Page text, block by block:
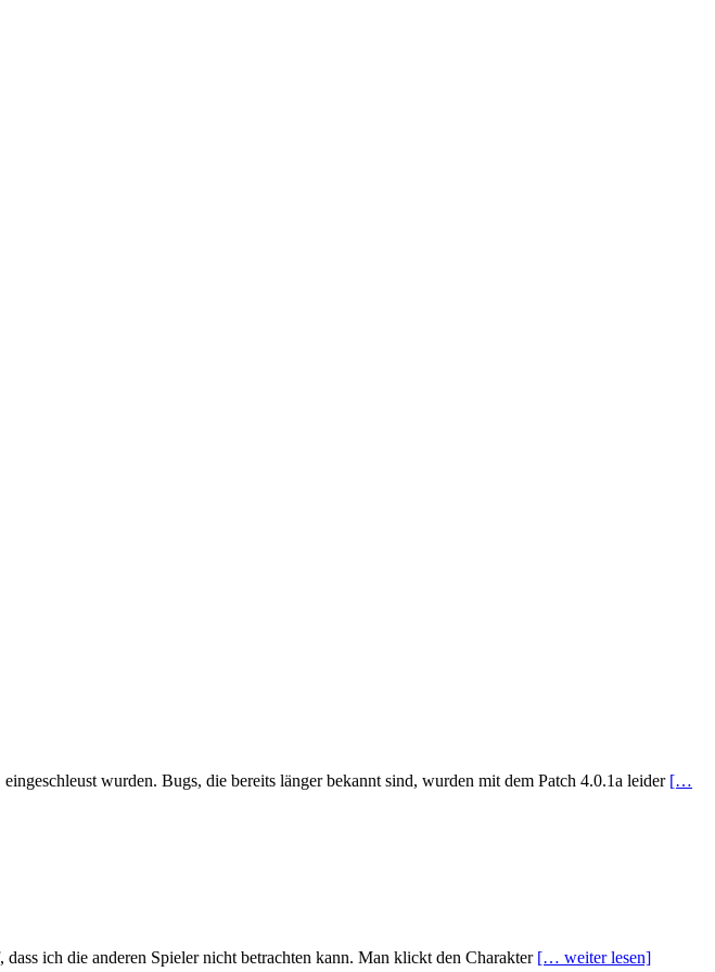
wurden. Bugs, die bereits länger bekannt sind, wurden mit dem Patch 4.0.1a leider […
ich die anderen Spieler nicht betrachten kann. Man klickt den Charakter [… weiter lesen]